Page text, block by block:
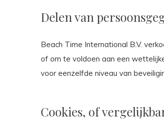
Delen van
Beach Time International B.V.
of om te voldoen aan een
voor eenzelfde niveau van
Cookies, of